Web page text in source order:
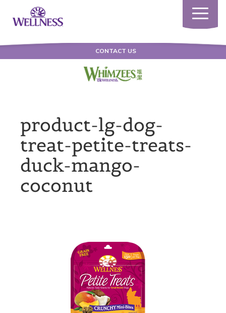
Toggle
CONTACT US
product-lg-dog-
treat-petite-treats-
duck-mango-
coconut